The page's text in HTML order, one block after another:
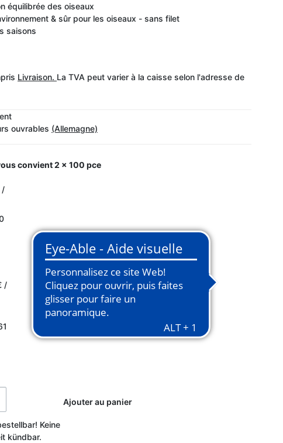
équilibrée des oiseaux
& sûr pour les oiseaux - sans filet
saisons
Livraison. La TVA peut varier à la caisse selon l'adresse de
ouvrables (Allemagne)
convient2 x 100 pce
/
/
Ajouter au panier
Keine
kündbar.